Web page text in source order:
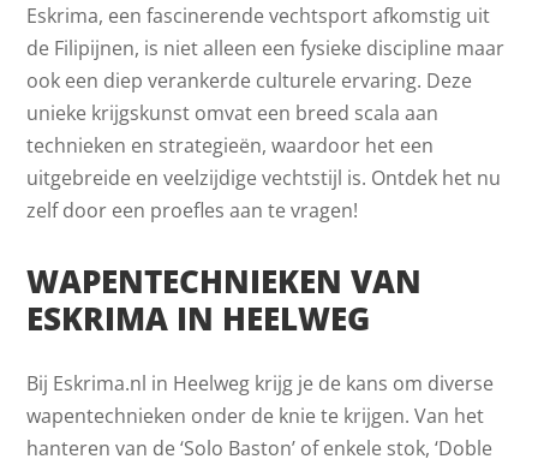
Eskrima, een fascinerende vechtsport afkomstig uit
de Filipijnen, is niet alleen een fysieke discipline maar
ook een diep verankerde culturele ervaring. Deze
unieke krijgskunst omvat een breed scala aan
technieken en strategieën, waardoor het een
uitgebreide en veelzijdige vechtstijl is. Ontdek het nu
zelf door een proefles aan te vragen!
WAPENTECHNIEKEN VAN
ESKRIMA IN HEELWEG
Bij Eskrima.nl in Heelweg krijg je de kans om diverse
wapentechnieken onder de knie te krijgen. Van het
hanteren van de ‘Solo Baston’ of enkele stok, ‘Doble